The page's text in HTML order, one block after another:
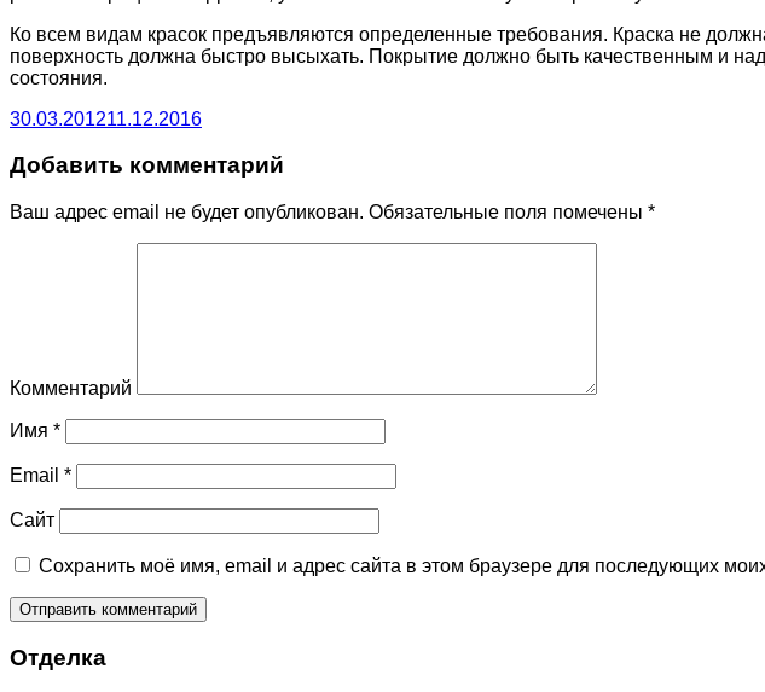
Ко всем видам красок предъявляются определенные требования. Краска не
поверхность должна быстро высыхать. Покрытие должно быть качественным и
состояния.
30.03.201211.12.2016
Добавить комментарий
Ваш адрес email не будет опубликован. Обязательные поля помечены *
Комментарий
Имя *
Email *
Сайт
Сохранить моё имя, email и адрес сайта в этом браузере для последующих
Отделка